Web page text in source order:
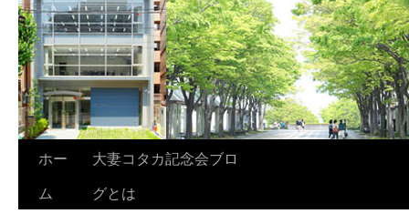
ホー
ム
大妻コタカ記念会ブロ
グとは